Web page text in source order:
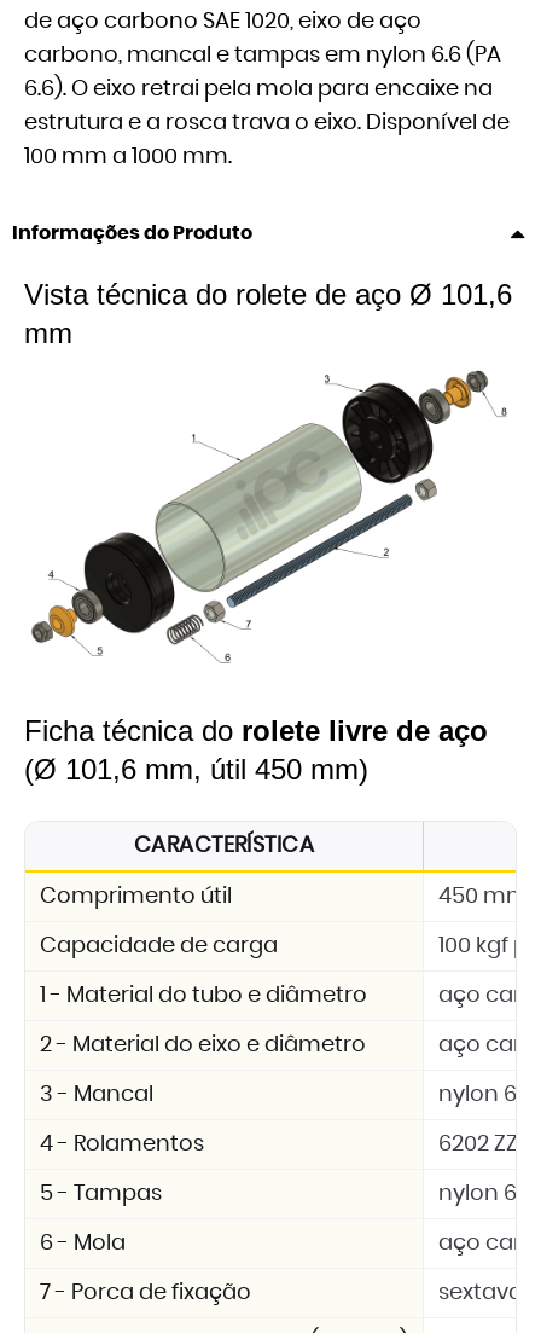
de aço carbono SAE 1020, eixo de aço
carbono, mancal e tampas em nylon 6.6 (PA
6.6). O eixo retrai pela mola para encaixe na
estrutura e a rosca trava o eixo. Disponível de
100 mm a 1000 mm.
Informações do Produto
Vista técnica do rolete de aço Ø 101,6
mm
Ficha técnica do rolete livre de aço
(Ø 101,6 mm, útil 450 mm)
CARACTERÍSTICA
Comprimento útil 450 mm
Capacidade de carga 100 kgf
1 - Material do tubo e diâmetro aço
2 - Material do eixo e diâmetro aço
3 - Mancal nylon 6.6
4 - Rolamentos 6202 ZZ
5 - Tampas nylon 6.6
6 - Mola aço
7 - Porca de fixação